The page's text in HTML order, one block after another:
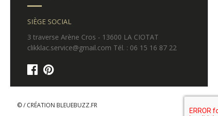
SIÈGE SOCIAL
3 traverse Arène Cros - 13600 LA CIOTAT
clikklac.service@gmail.com Tél. : 06 15 16 87 22
© / CRÉATION BLEUEBUZZ.FR